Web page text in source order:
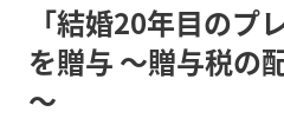
「結婚20年目のプ
を贈与 ～贈与税の
～